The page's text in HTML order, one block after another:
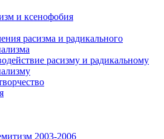
и ксенофобия
расизма и радикального
расизму и радикальному
2003-2006